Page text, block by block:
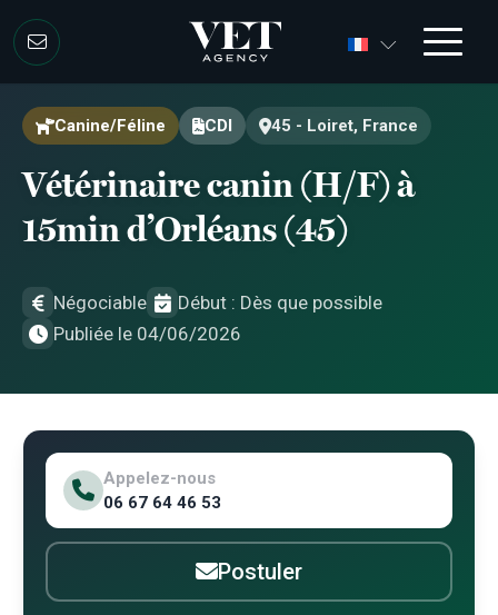
Canine/Féline CDI 45 - Loiret, France
Vétérinaire canin (H/F) à
15min d’Orléans (45)
Négociable
Début : Dès que possible
Publiée le 04/06/2026
Appelez-nous
06 67 64 46 53
Postuler